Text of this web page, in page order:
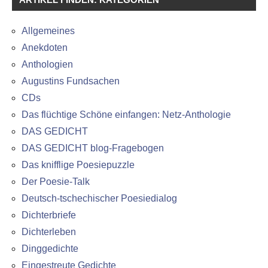
Allgemeines
Anekdoten
Anthologien
Augustins Fundsachen
CDs
Das flüchtige Schöne einfangen: Netz-Anthologie
DAS GEDICHT
DAS GEDICHT blog-Fragebogen
Das knifflige Poesiepuzzle
Der Poesie-Talk
Deutsch-tschechischer Poesiedialog
Dichterbriefe
Dichterleben
Dinggedichte
Eingestreute Gedichte